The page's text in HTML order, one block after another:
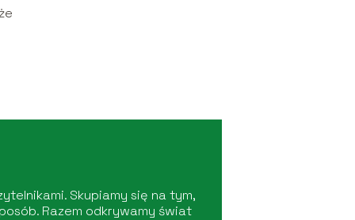
Skupiamy się na tym,
Razem odkrywamy świat